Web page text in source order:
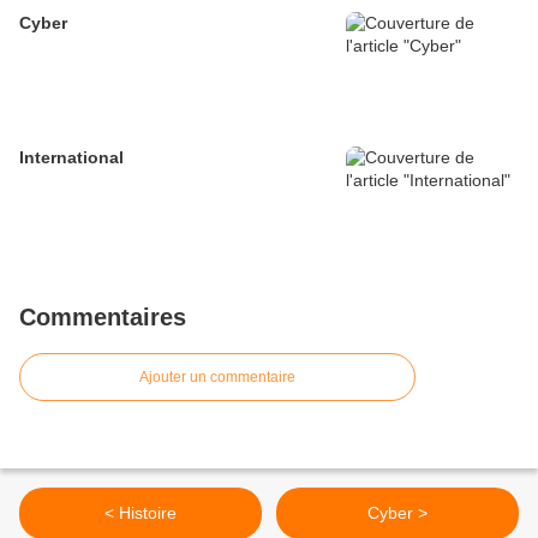
Cyber
International
Commentaires
Ajouter un commentaire
< Histoire Cyber >